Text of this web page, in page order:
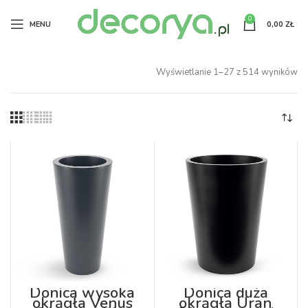
MENU
0
0,00 ZŁ
Wyświetlanie 1–27 z 514 wyników
Donica wysoka
okrągła Venus Donica duża
okrągła Uran